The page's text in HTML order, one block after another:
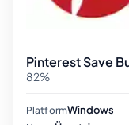
Pinterest Save
82%
PlatformWindows